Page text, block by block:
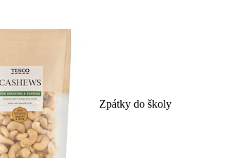
Zpátky do školy